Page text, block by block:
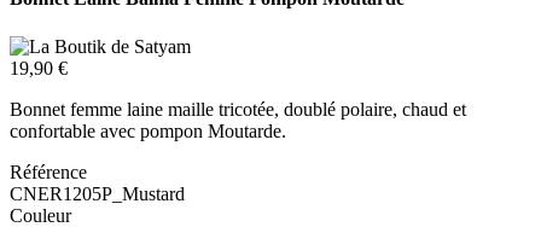
19,90 €
Bonnet femme laine maille tricotée, doublé polaire, chaud et
confortable avec pompon Moutarde.
Référence
CNER1205P_Mustard
Couleur